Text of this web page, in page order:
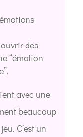
des
“émotion
avec une
beaucoup
C’est un